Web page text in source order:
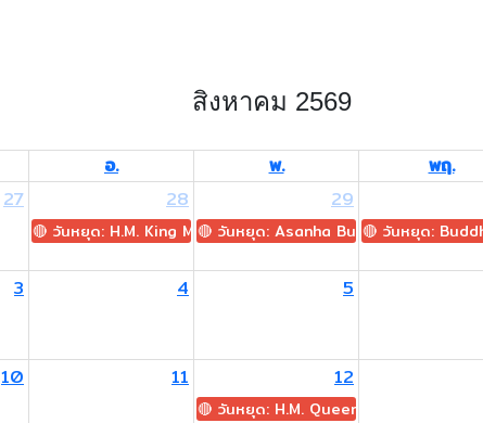
สิงหาคม 2569
อ. พ. พฤ.
27 28
🔴 วันหยุด: H.M. King Maha Vajiralongkorn's Birthday
29
🔴 วันหยุด: Asanha Bucha Day
🔴 วันหยุด:
3 4 5
10 11 12
🔴 วันหยุด: H.M. Queen Sirikit The